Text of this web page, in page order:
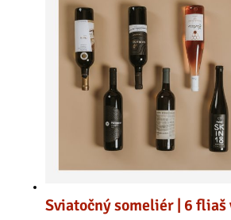
Sviatočný someliér | 6 fliaš